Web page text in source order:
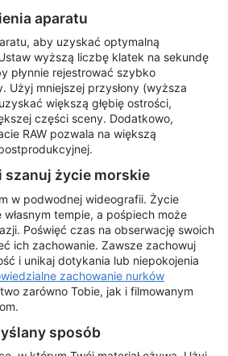
aparatu
aby uzyskać optymalną
wyższą liczbę klatek na sekundę
płynnie rejestrować szybko
Użyj mniejszej przysłony (wyższa
większą głębię ostrości,
części sceny. Dodatkowo,
RAW pozwala na większą
szanuj życie morskie
w podwodnej wideografii. Życie
tempie, a pośpiech może
Poświęć czas na obserwację swoich
ich zachowanie. Zawsze zachowuj
i unikaj dotykania lub niepokojenia
zachowanie nurków
zarówno Tobie, jak i filmowanym
sposób